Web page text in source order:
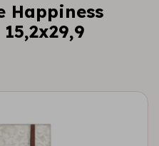
Happiness